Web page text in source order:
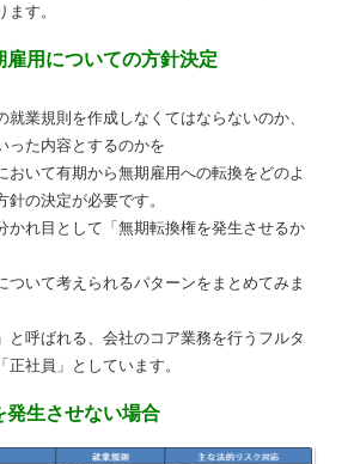
す。
雇用についての方針決定
就業規則を作成しなくてはならないのか、
った内容とするのかを
おいて有期から無期雇用への転換をどのよ
針の決定が必要です。
かれ目として「無期転換権を発生させるか
ついて考えられるパターンをまとめてみま
呼ばれる、会社のコア業務を行うフルタ
社員」としています。
発生させない場合